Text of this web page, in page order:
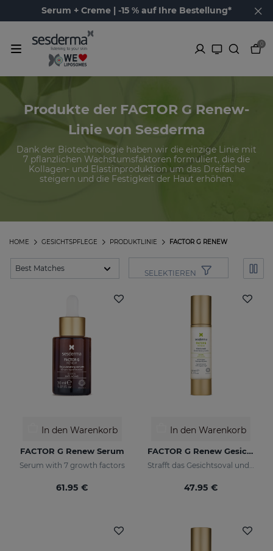
Serum + Creme | -15 % auf Ihre Bestellung*
0
Produkte der FACTOR G Renew-
Linie von Sesderma
Dank der Biotechnologie haben wir die einzige Linie mit
7 pflanzlichen Wachstumsfaktoren formuliert, die die
Kollagen- und Elastinproduktion um das Dreifache
steigern und die Festigkeit der Haut erhöhen.
FACTOR G RENEW
PRODUKTLINIE
GESICHTSPFLEGE
HOME
SELEKTIEREN
In den Warenkorb
FACTOR G Renew Serum
Serum with 7 growth factors
61.95 €
In den Warenkorb
FACTOR G Renew Gesichtsoval Hals
Strafft das Gesichtsoval und den Hals
47.95 €